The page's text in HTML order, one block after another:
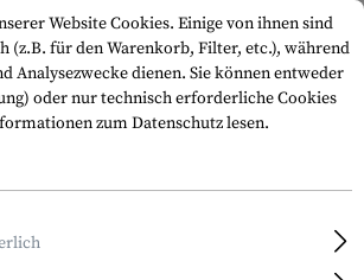
Gummi-
Website Cookies. Einige von ihnen sind
(z.B. für den Warenkorb, Filter, etc.), während
Analysezwecke dienen. Sie können entweder
oder nur technisch erforderliche Cookies
zum Datenschutz lesen.